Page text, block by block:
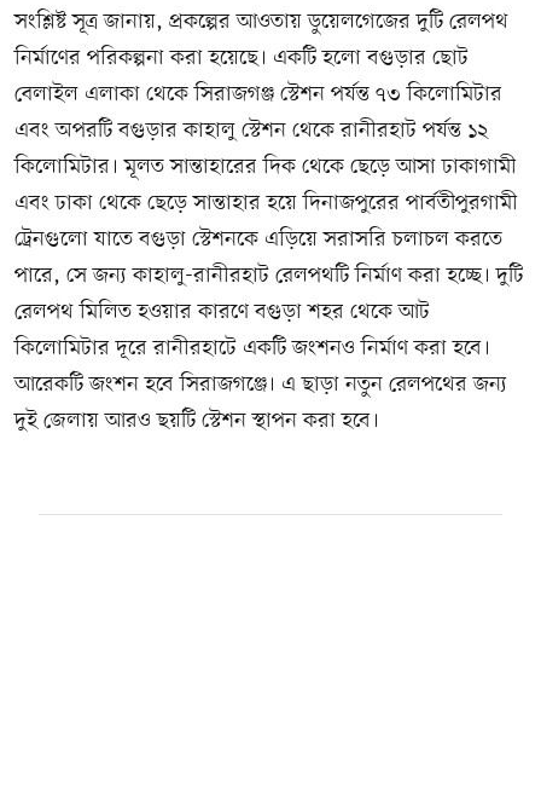
সংশ্লিষ্ট সূত্র জানায়, প্রকল্পের আওতায় ডুয়েলগেজের দুটি রেলপথ
নির্মাণের পরিকল্পনা করা হয়েছে। একটি হলো বগুড়ার ছোট
বেলাইল এলাকা থেকে সিরাজগঞ্জ স্টেশন পর্যন্ত ৭৩ কিলোমিটার
এবং অপরটি বগুড়ার কাহালু স্টেশন থেকে রানীরহাট পর্যন্ত ১২
কিলোমিটার। মূলত সান্তাহারের দিক থেকে ছেড়ে আসা ঢাকাগামী
এবং ঢাকা থেকে ছেড়ে সান্তাহার হয়ে দিনাজপুরের পার্বতীপুরগামী
ট্রেনগুলো যাতে বগুড়া স্টেশনকে এড়িয়ে সরাসরি চলাচল করতে
পারে, সে জন্য কাহালু-রানীরহাট রেলপথটি নির্মাণ করা হচ্ছে। দুটি
রেলপথ মিলিত হওয়ার কারণে বগুড়া শহর থেকে আট
কিলোমিটার দূরে রানীরহাটে একটি জংশনও নির্মাণ করা হবে।
আরেকটি জংশন হবে সিরাজগঞ্জে। এ ছাড়া নতুন রেলপথের জন্য
দুই জেলায় আরও ছয়টি স্টেশন স্থাপন করা হবে।